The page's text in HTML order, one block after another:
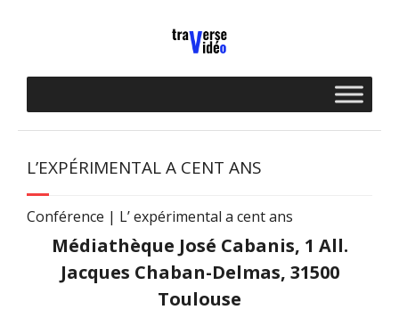
L’EXPÉRIMENTAL A CENT ANS
Conférence | L’ expérimental a cent ans
Médiathèque José Cabanis, 1 All.
Jacques Chaban-Delmas, 31500
Toulouse